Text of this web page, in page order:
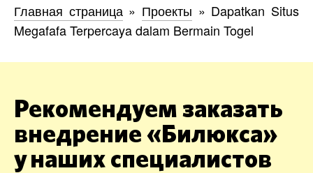
Главная страница» Проекты » Dapatkan Situs
Megafafa Terpercaya dalam Bermain Togel
Рекомендуем заказать
внедрение «Билюкса»
у наших специалистов